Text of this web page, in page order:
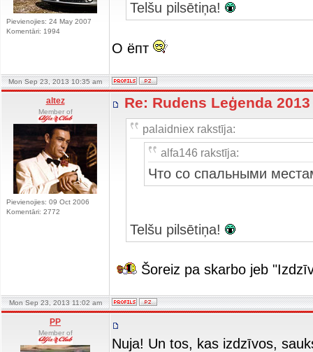
Pievienojies: 24 May 2007
Komentāri: 1994
Telšu pilsētiņa!
О ёпт
Mon Sep 23, 2013 10:35 am
altez
Member of
Pievienojies: 09 Oct 2006
Komentāri: 2772
Re: Rudens Leģenda
palaidniex rakstīja:
alfa146 rakstīja:
Что со спальными
Telšu pilsētiņa!
Šoreiz pa skarbo jeb
Mon Sep 23, 2013 11:02 am
PP
Member of
Nuja! Un tos, kas izdzīvos,